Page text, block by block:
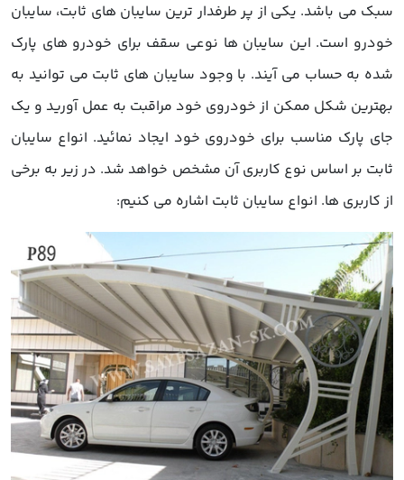
سبک می باشد. یکی از پر طرفدار ترین سایبان های ثابت، سایبان
خودرو است. این سایبان ها نوعی سقف برای خودرو های پارک
شده به حساب می آیند. با وجود سایبان های ثابت می توانید به
بهترین شکل ممکن از خودروی خود مراقبت به عمل آورید و یک
جای پارک مناسب برای خودروی خود ایجاد نمائید. انواع سایبان
ثابت بر اساس نوع کاربری آن مشخص خواهد شد. در زیر به برخی
از کاربری ها. انواع سایبان ثابت اشاره می کنیم: